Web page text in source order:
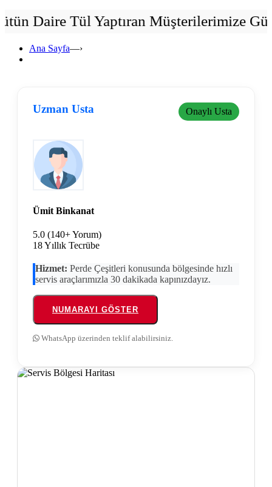
Daire Tül Yaptıran Müşterilerimize
Ana Sayfa—›
Uzman Usta Onaylı Usta
Ümit Binkanat
5.0 (140+ Yorum)
18 Yıllık Tecrübe
Hizmet: Perde Çeşitleri konusunda bölgesinde hızlı
servis araçlarımızla 30 dakikada kapınızdayız.
NUMARAYI GÖSTER
WhatsApp üzerinden teklif alabilirsiniz.